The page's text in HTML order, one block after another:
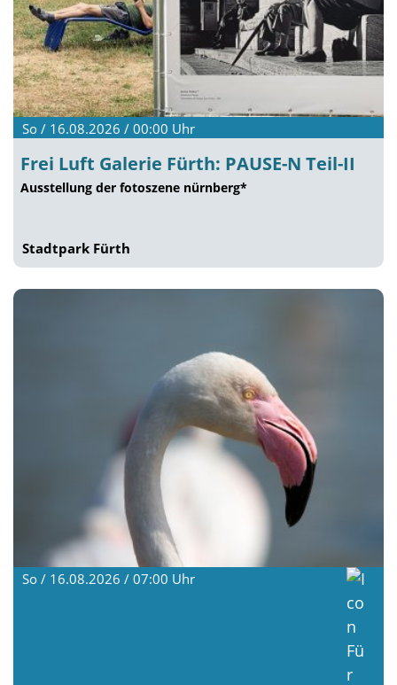
So / 16.08.2026 / 00:00 Uhr
Frei Luft Galerie Fürth: PAUSE-N Teil-II
Ausstellung der fotoszene nürnberg*
Stadtpark Fürth
So / 16.08.2026 / 07:00 Uhr